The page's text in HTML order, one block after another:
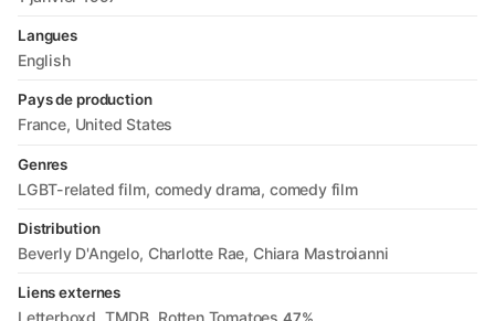
Langues
English
Pays de production
France United States
Genres
LGBT-related film comedy drama comedy film
Distribution
Beverly D'Angelo Charlotte Rae Chiara Mastroianni
Liens externes
Letterboxd TMDB Rotten Tomatoes